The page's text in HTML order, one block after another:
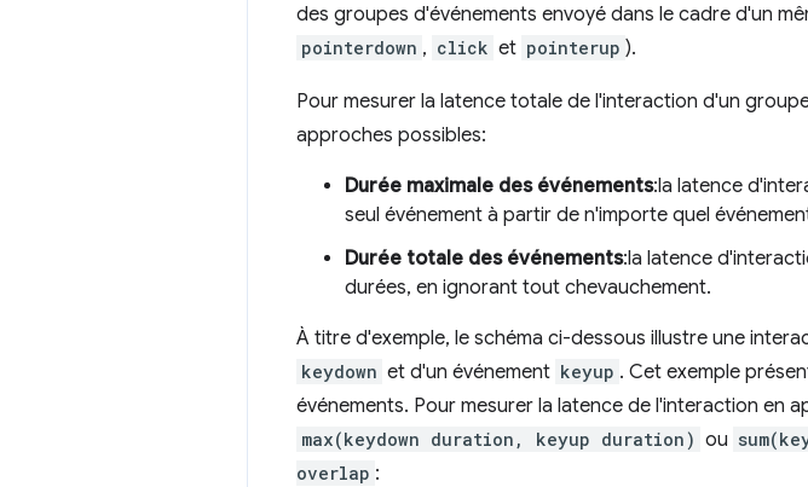
des groupes d'événements envoyé dans le cadre d'un
pointerdown , click et pointerup ).
Pour mesurer la latence totale de l'interaction d'un
approches possibles:
Durée maximale des événements:la latence
seul événement à partir de n'importe quel
Durée totale des événements:la latence
durées, en ignorant tout chevauchement.
À titre d'exemple, le schéma ci-dessous illustre une
keydown et d'un événement keyup . Cet exemple
événements. Pour mesurer la latence de l'interaction en
max(keydown duration, keyup duration) ou
overlap :